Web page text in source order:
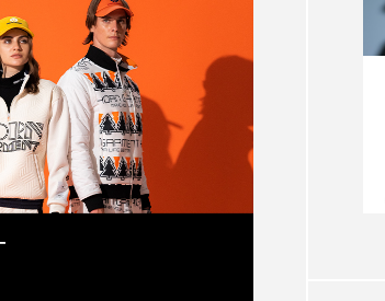
2026.07.31
アンバサダー
木村拓哉さん2026CM秋冬着用モデル
第3弾